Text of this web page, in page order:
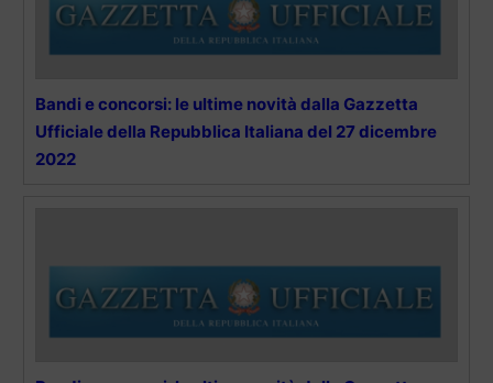
Bandi e concorsi: le ultime novità dalla Gazzetta
Ufficiale della Repubblica Italiana del 27 dicembre
2022